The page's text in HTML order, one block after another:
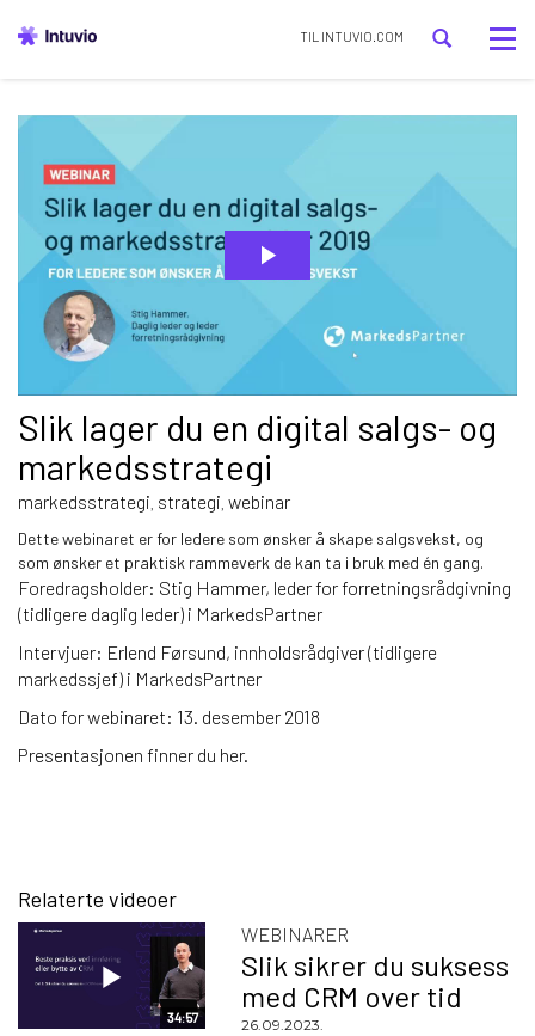
TIL INTUVIO.COM
Slik lager du en digital salgs- og
markedsstrategi
markedsstrategi, strategi, webinar
Dette webinaret er for ledere som ønsker å skape salgsvekst, og
som ønsker et praktisk rammeverk de kan ta i bruk med én gang.
Foredragsholder: Stig Hammer, leder for forretningsrådgivning
(tidligere daglig leder) i MarkedsPartner
Intervjuer: Erlend Førsund, innholdsrådgiver (tidligere
markedssjef) i MarkedsPartner
Dato for webinaret: 13. desember 2018
Presentasjonen finner du her.
Relaterte videoer
34:57
WEBINARER
Slik sikrer du suksess
med CRM over tid
26.09.2023.